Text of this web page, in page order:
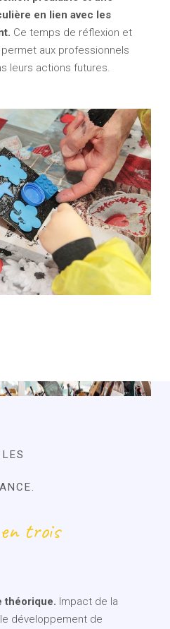
en lien avec les
Ce temps de réflexion et
aux professionnels
leurs actions futures.
trois
théorique. Impact de la
développement de